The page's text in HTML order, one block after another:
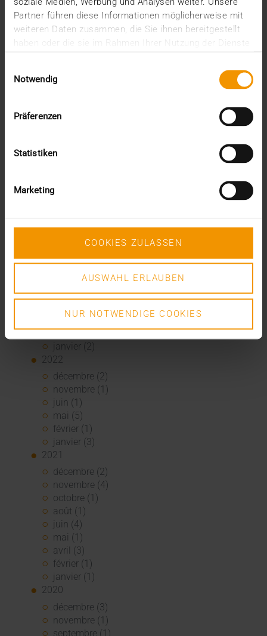
soziale Medien, Werbung und Analysen weiter. Unsere
Partner führen diese Informationen möglicherweise mit
weiteren Daten zusammen, die Sie ihnen bereitgestellt
haben oder die sie im Rahmen Ihrer Nutzung der Dienste
Notwendig
Präferenzen
Statistiken
Marketing
COOKIES ZULASSEN
AUSWAHL ERLAUBEN
NUR NOTWENDIGE COOKIES
juin (1)
mars (1)
décembre (1)
août (1)
mai (5)
janvier (4)
décembre (2)
novembre (5)
août (1)
juin (4)
mai (5)
mars (1)
février (1)
janvier (2)
2022
décembre (2)
novembre (1)
juin (1)
mai (5)
février (1)
janvier (3)
2021
décembre (2)
novembre (4)
octobre (1)
août (1)
juin (4)
mai (1)
avril (3)
février (1)
janvier (1)
2020
décembre (3)
novembre (1)
septembre (1)